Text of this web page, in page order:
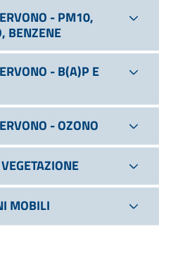
- PM10,
BENZENE
- B(A)P E
- OZONO
MOBILI